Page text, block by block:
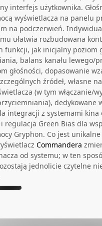
interfejs użytkownika.
wyświetlacza na panelu
na podczerwień.
ułatwia rozbudowana
funkcji, jak inicjalny poziom
balans kanału lewego/
głośności, dopasowanie
źródeł, własne
(w tym włączanie/
dedykowane
integracji z systemami kina
regulacja Green Bias dla
Gryphon. Co jest unikalne
Commandera
od systemu; w ten
jednolicie czytelne
WORLD PREMIERE - THE GRYPHON APEX & COMMANDER